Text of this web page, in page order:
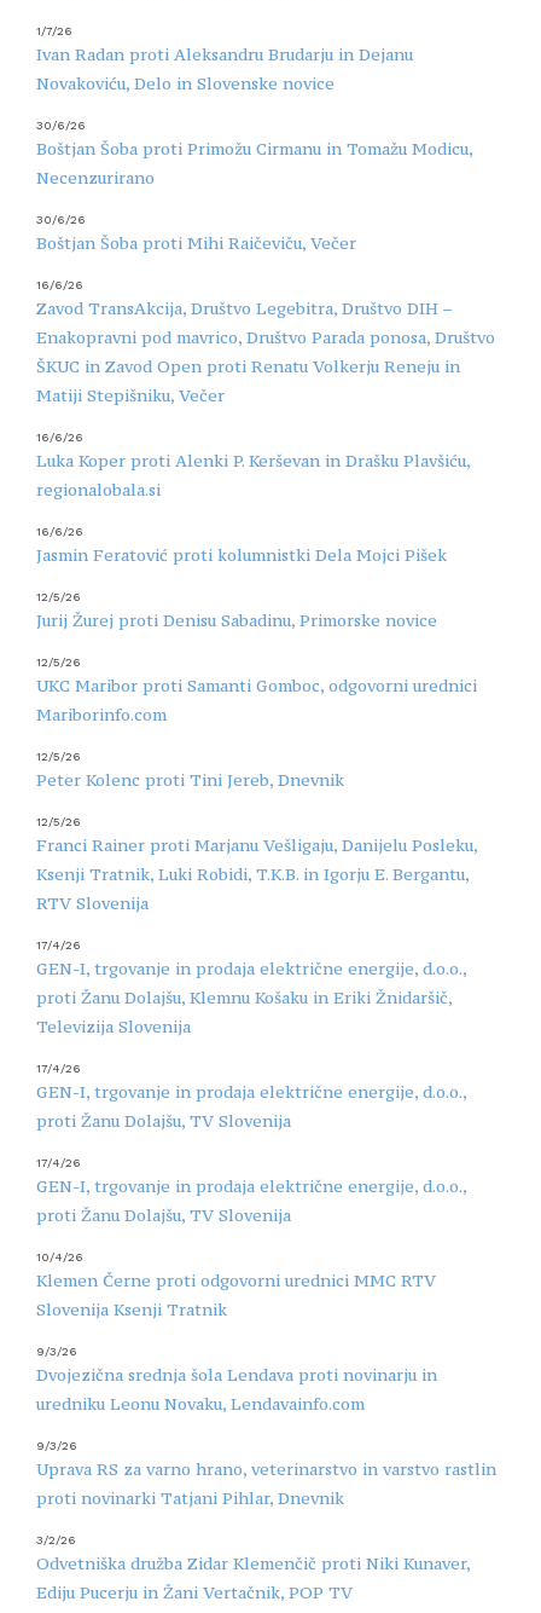
1/7/26
Ivan Radan proti Aleksandru Brudarju in Dejanu
Novakoviću, Delo in Slovenske novice
30/6/26
Boštjan Šoba proti Primožu Cirmanu in Tomažu Modicu,
Necenzurirano
30/6/26
Boštjan Šoba proti Mihi Raičeviču, Večer
16/6/26
Zavod TransAkcija, Društvo Legebitra, Društvo DIH –
Enakopravni pod mavrico, Društvo Parada ponosa, Društvo
ŠKUC in Zavod Open proti Renatu Volkerju Reneju in
Matiji Stepišniku, Večer
16/6/26
Luka Koper proti Alenki P. Kerševan in Drašku Plavšiću,
regionalobala.si
16/6/26
Jasmin Feratović proti kolumnistki Dela Mojci Pišek
12/5/26
Jurij Žurej proti Denisu Sabadinu, Primorske novice
12/5/26
UKC Maribor proti Samanti Gomboc, odgovorni urednici
Mariborinfo.com
12/5/26
Peter Kolenc proti Tini Jereb, Dnevnik
12/5/26
Franci Rainer proti Marjanu Vešligaju, Danijelu Posleku,
Ksenji Tratnik, Luki Robidi, T.K.B. in Igorju E. Bergantu,
RTV Slovenija
17/4/26
GEN-I, trgovanje in prodaja električne energije, d.o.o.,
proti Žanu Dolajšu, Klemnu Košaku in Eriki Žnidaršič,
Televizija Slovenija
17/4/26
GEN-I, trgovanje in prodaja električne energije, d.o.o.,
proti Žanu Dolajšu, TV Slovenija
17/4/26
GEN-I, trgovanje in prodaja električne energije, d.o.o.,
proti Žanu Dolajšu, TV Slovenija
10/4/26
Klemen Černe proti odgovorni urednici MMC RTV
Slovenija Ksenji Tratnik
9/3/26
Dvojezična srednja šola Lendava proti novinarju in
uredniku Leonu Novaku, Lendavainfo.com
9/3/26
Uprava RS za varno hrano, veterinarstvo in varstvo rastlin
proti novinarki Tatjani Pihlar, Dnevnik
3/2/26
Odvetniška družba Zidar Klemenčič proti Niki Kunaver,
Ediju Pucerju in Žani Vertačnik, POP TV